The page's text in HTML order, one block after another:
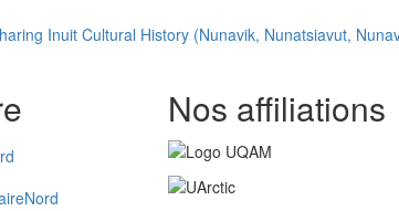
Sharing Inuit Cultural History (Nunavik,
Nos affiliations